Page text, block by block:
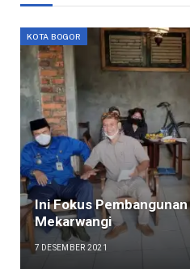
KOTA BOGOR
Ini Fokus
Mekarwangi
7 DESEMBER 2021